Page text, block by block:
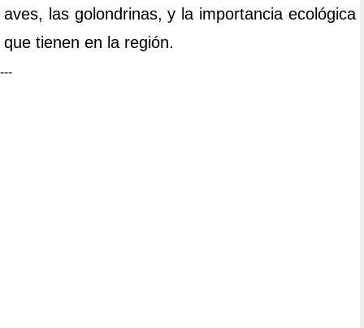
aves, las golondrinas, y la importancia ecológica
que tienen en la región.
---